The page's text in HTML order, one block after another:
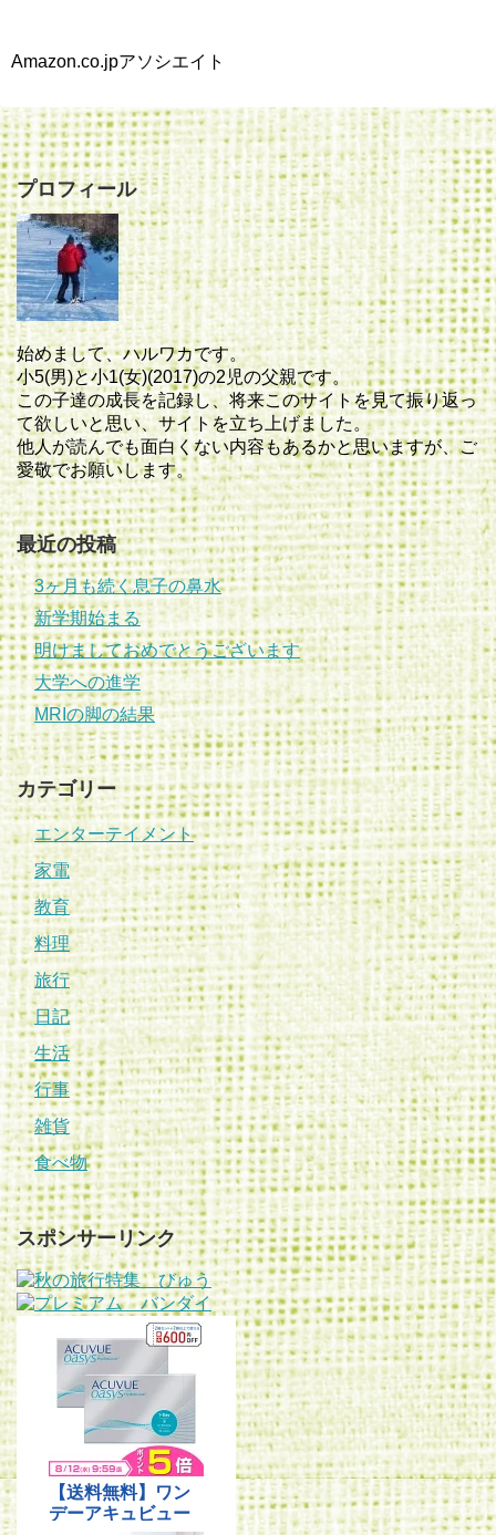
Amazon.co.jpアソシエイト
プロフィール
始めまして、ハルワカです。
小5(男)と小1(女)(2017)の2児の父親です。
この子達の成長を記録し、将来このサイトを見て振り返っ
て欲しいと思い、サイトを立ち上げました。
他人が読んでも面白くない内容もあるかと思いますが、ご
愛敬でお願いします。
最近の投稿
3ヶ月も続く息子の鼻水
新学期始まる
明けましておめでとうございます
大学への進学
MRIの脚の結果
カテゴリー
エンターテイメント
家電
教育
料理
旅行
日記
生活
行事
雑貨
食べ物
スポンサーリンク